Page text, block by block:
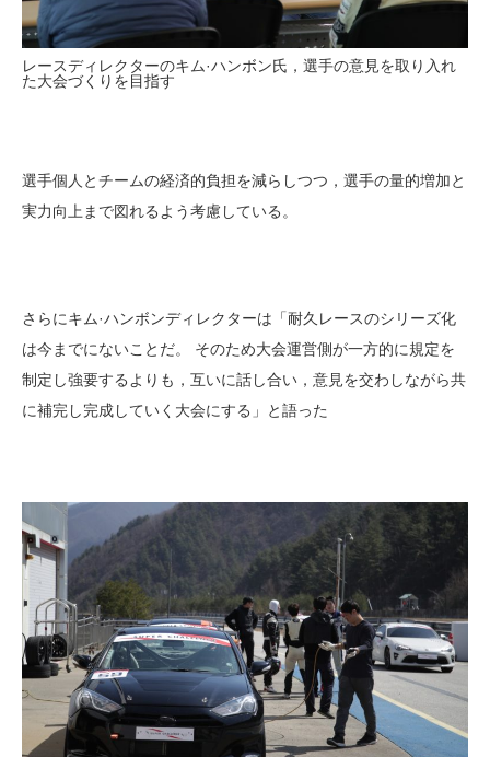
レースディレクターのキム·ハンボン氏，選手の意見を取り入れ
た大会づくりを目指す
選手個人とチームの経済的負担を減らしつつ，選手の量的増加と
実力向上まで図れるよう考慮している。
さらにキム·ハンボンディレクターは「耐久レースのシリーズ化
は今までにないことだ。 そのため大会運営側が一方的に規定を
制定し強要するよりも，互いに話し合い，意見を交わしながら共
に補完し完成していく大会にする」と語った